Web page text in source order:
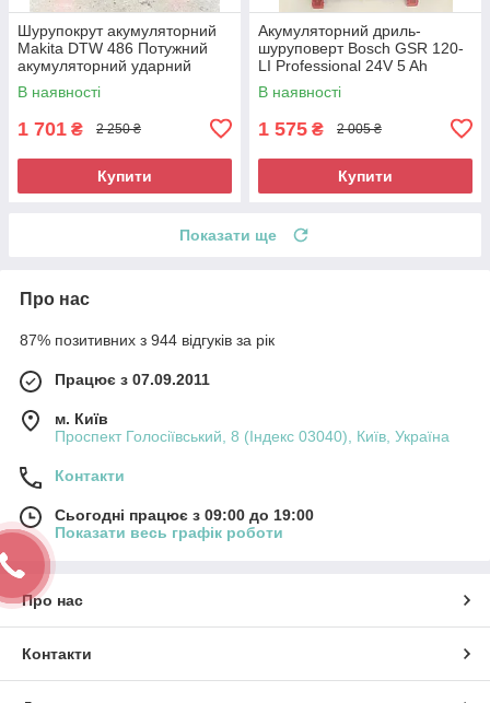
Шурупокрут акумуляторний
Makita DTW 486 Потужний
акумуляторний ударний
шурупокрут
В наявності
1 701 ₴ 2 250 ₴
Купити
Акумуляторний дриль-
шуруповерт Bosch GSR 120-
LI Professional 24V 5 Ah
Ударний акумуляторний
шуруповерт
В наявності
1 575 ₴ 2 005 ₴
Купити
Показати ще
Про нас
87% позитивних з 944 відгуків за рік
Працює з 07.09.2011
м. Київ
Проспект Голосіївський, 8 (Індекс 03040), Київ, Україна
Контакти
Сьогодні працює з 09:00 до 19:00
Показати весь графік роботи
Про нас
Контакти